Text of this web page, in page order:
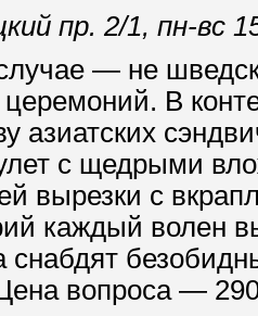
пр. 2/1, пн-вс
— не
В
азиатских
с щедрыми
вырезки с
каждый волен
снабдят
вопроса —